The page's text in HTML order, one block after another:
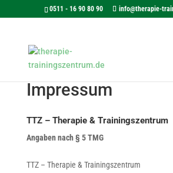
0511 - 16 90 80 90 info@therapie-
Impressum
TTZ – Therapie & Trainingszentrum
Angaben nach § 5 TMG
TTZ – Therapie & Trainingszentrum